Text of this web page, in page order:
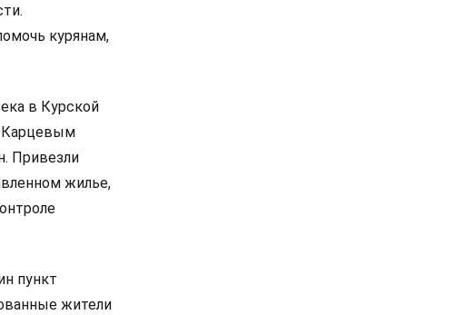
курянам,
в Курской
Карцевым
Привезли
жилье,
пункт
жители